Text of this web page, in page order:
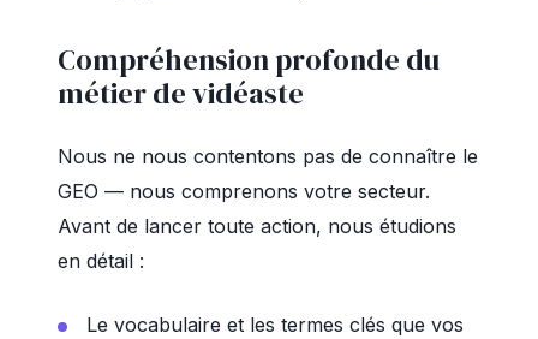
Compréhension profonde du
métier de vidéaste
Nous ne nous contentons pas de connaître le
GEO — nous comprenons votre secteur.
Avant de lancer toute action, nous étudions
en détail :
Le vocabulaire et les termes clés que vos